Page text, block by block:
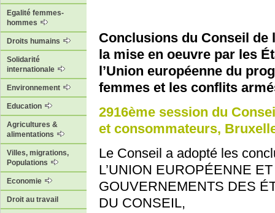
Egalité femmes-
hommes
Droits humains
Solidarité
internationale
Environnement
Education
Agricultures &
alimentations
Villes, migrations,
Populations
Economie
Droit au travail
Conclusions du Conseil de
la mise en oeuvre par les
l’Union européenne du
femmes et les conflits
2916ème session du
et consommateurs,
Le Conseil a adopté les
L’UNION EUROPÉENNE
GOUVERNEMENTS DES
DU CONSEIL,